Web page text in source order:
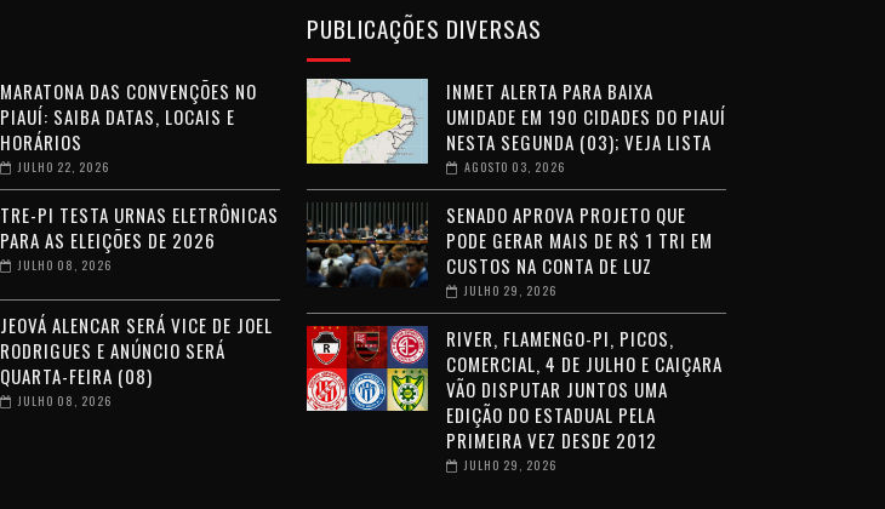
MARATONA DAS CONVENÇÕES NO
PIAUÍ: SAIBA DATAS, LOCAIS E
HORÁRIOS
JULHO 22, 2026
TRE-PI TESTA URNAS ELETRÔNICAS
PARA AS ELEIÇÕES DE 2026
JULHO 08, 2026
JEOVÁ ALENCAR SERÁ VICE DE JOEL
RODRIGUES E ANÚNCIO SERÁ
QUARTA-FEIRA (08)
JULHO 08, 2026
PUBLICAÇÕES DIVERSAS
INMET ALERTA PARA BAIXA
UMIDADE EM 190 CIDADES DO PIAUÍ
NESTA SEGUNDA (03); VEJA LISTA
AGOSTO 03, 2026
SENADO APROVA PROJETO QUE
PODE GERAR MAIS DE R$ 1 TRI EM
CUSTOS NA CONTA DE LUZ
JULHO 29, 2026
RIVER, FLAMENGO-PI, PICOS,
COMERCIAL, 4 DE JULHO E CAIÇARA
VÃO DISPUTAR JUNTOS UMA
EDIÇÃO DO ESTADUAL PELA
PRIMEIRA VEZ DESDE 2012
JULHO 29, 2026